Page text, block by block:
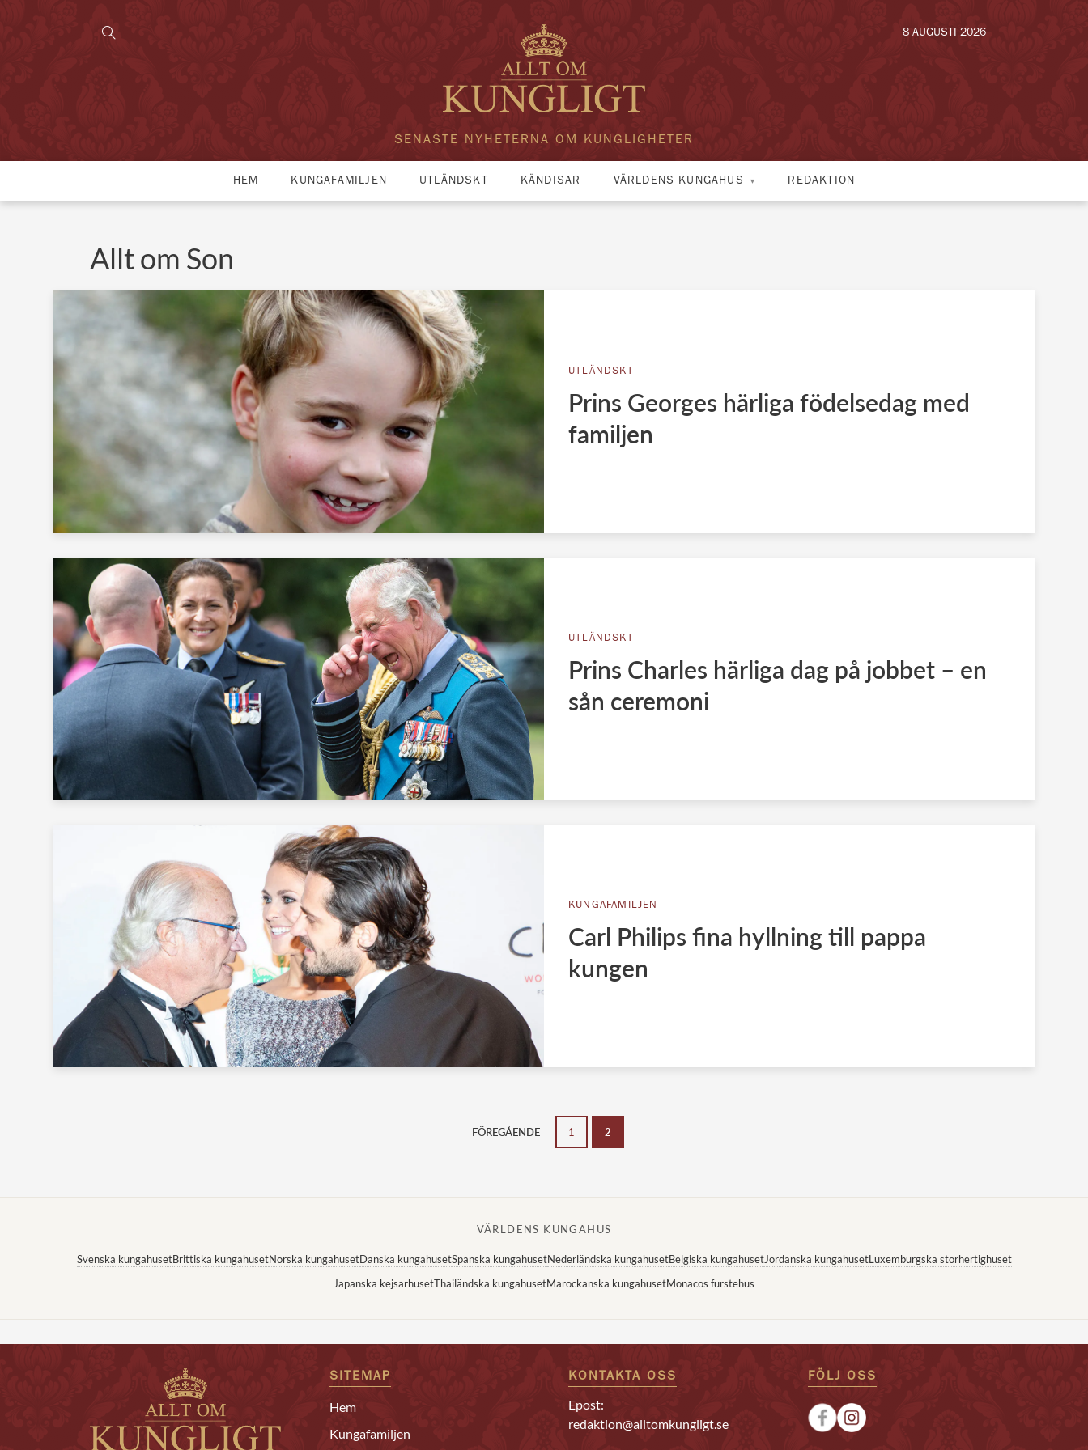
SENASTE NYHETERNA OM KUNGLIGHETER
8 AUGUSTI 2026
HEM KUNGAFAMILJEN UTLÄNDSKT KÄNDISAR VÄRLDENS KUNGAHUS REDAKTION
Allt om Son
UTLÄNDSKT
Prins Georges härliga födelsedag med
familjen
UTLÄNDSKT
Prins Charles härliga dag på jobbet – en
sån ceremoni
KUNGAFAMILJEN
Carl Philips fina hyllning till pappa
kungen
FÖREGÅENDE 1 2
VÄRLDENS KUNGAHUS
Svenska kungahusetBrittiska kungahusetNorska kungahusetDanska kungahusetSpanska kungahusetNederländska kungahusetBelgiska kungahusetJordanska kungahusetLuxemburgska storhertighuset
Japanska kejsarhusetThailändska kungahusetMarockanska kungahusetMonacos furstehus
SITEMAP
Hem
Kungafamiljen
KONTAKTA OSS
Epost:
redaktion@alltomkungligt.se
FÖLJ OSS